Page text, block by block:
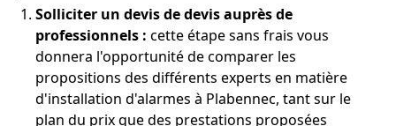
Solliciter un devis de devis auprès de
professionnels : cette étape sans frais vous
donnera l'opportunité de comparer les
propositions des différents experts en matière
d'installation d'alarmes à Plabennec, tant sur le
plan du prix que des prestations proposées